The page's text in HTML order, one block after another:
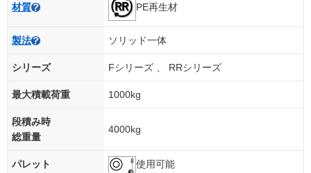
材質 PE再生材
製法 ソリッド一体
シリーズ Fシリーズ 、 RRシリーズ
最大積載荷重 1000kg
段積み時
総重量
4000kg
パレット
使用可能